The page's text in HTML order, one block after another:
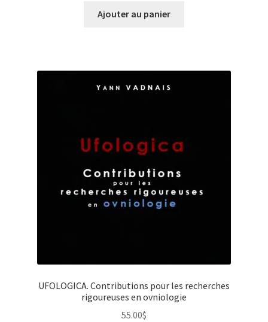
Ajouter au panier
UFOLOGICA. Contributions pour les recherches
rigoureuses en ovniologie
55.00$